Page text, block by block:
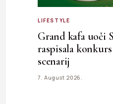
LIFESTYLE
Grand kafa uoči
raspisala
scenarij
7. August 2026.